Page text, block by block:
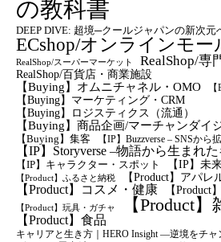
の教科書
DEEP DIVE: 超境─クールジャパンの新次元
ECshop/オンラインモー
RealShop/スーパーマーケット RealShop/専
RealShop/百貨店・商業施設
【Buying】オムニチャネル・OMO
【Buying】マーケティング・CRM
【buying】ロジスティクス（流通）
【Buying】商品企画/マーチャンダイ
【Buying】集客 【IP】Buzzverse – SNSから
【IP】Storyverse –物語から生まれ
【IP】キャラクター・スポット 【IP】未
【Product】ふるさと納税 【Product】アパレ
【Product】コスメ・健康 【Product
【Product】玩具・ガチャ 【Product
【Product】食品
キャリアと生き方｜HERO Insight —逆境をチ